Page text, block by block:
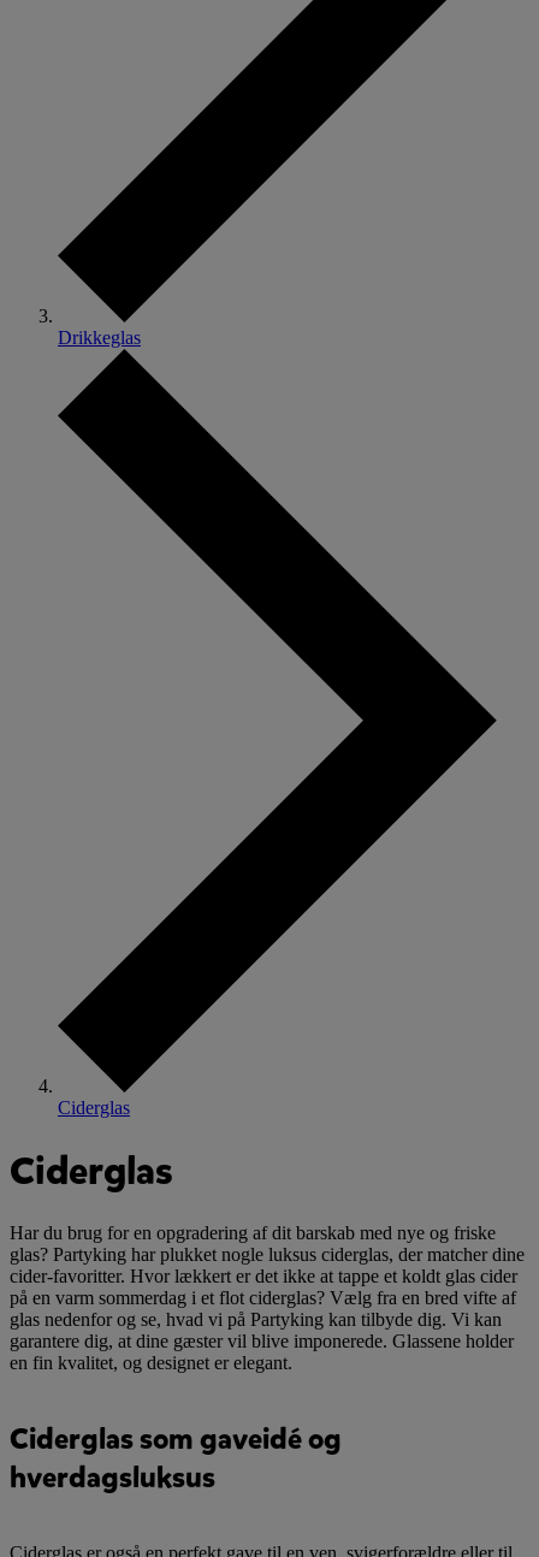
Drikkeglas
Ciderglas
Ciderglas
Har du brug for en opgradering af dit barskab med nye og friske
glas? Partyking har plukket nogle luksus ciderglas, der matcher dine
cider-favoritter. Hvor lækkert er det ikke at tappe et koldt glas cider
på en varm sommerdag i et flot ciderglas? Vælg fra en bred vifte af
glas nedenfor og se, hvad vi på Partyking kan tilbyde dig. Vi kan
garantere dig, at dine gæster vil blive imponerede. Glassene holder
en fin kvalitet, og designet er elegant.
Ciderglas som gaveidé og
hverdagsluksus
Ciderglas er også en perfekt gave til en ven, svigerforældre eller til